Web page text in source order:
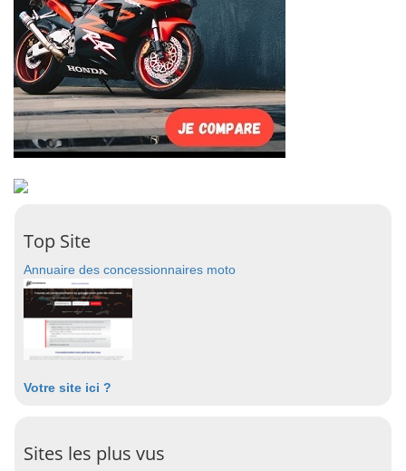
Top Site
Annuaire des concessionnaires moto
Votre site ici ?
Sites les plus vus